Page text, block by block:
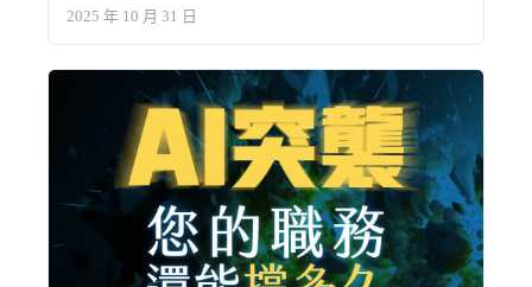
2025 年 10 月 31 日